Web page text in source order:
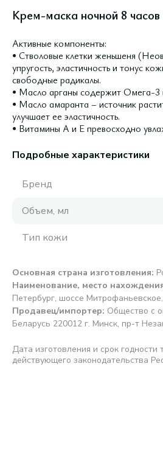
Крем-маска ночной 8
Активные компоненты:
• Стволовые клетки женьшеня
упругость, эластичность и тонус
свободные радикалы.
• Масло арганы содержит Омега-3
• Масло амаранта – источник
улучшает ее эластичность.
• Витамины А и Е превосходно
Подробные характеристики
Бренд
Объем, мл
Тип кожи
Основная страна изготовления:
Наименование, место
Петербург, шоссе
Продавец/импортер: Общество с
Беларусь 220012 г. Минск, пр-т
Дата изготовления и срок
действующего законодательства